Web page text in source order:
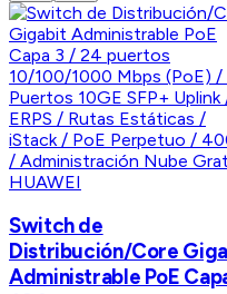
HUAWEI
Switch de
Distribución/Core
Administrable PoE